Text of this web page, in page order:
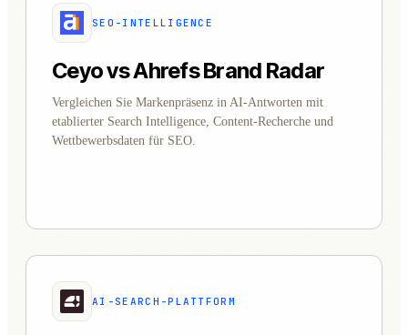
SEO-INTELLIGENCE
Ceyo vs Ahrefs Brand Radar
Vergleichen Sie Markenpräsenz in AI-Antworten mit
etablierter Search Intelligence, Content-Recherche und
Wettbewerbsdaten für SEO.
AI-SEARCH-PLATTFORM